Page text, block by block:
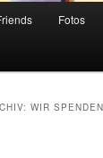
Fotos
WIR